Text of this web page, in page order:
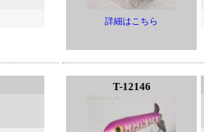
詳細はこちら
T-12146